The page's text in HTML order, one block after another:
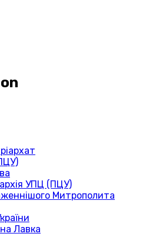
УПЦ (ПЦУ)
Митрополита
Лавка